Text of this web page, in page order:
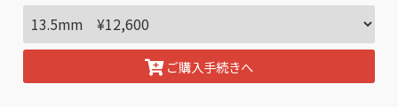
ご購入手続きへ